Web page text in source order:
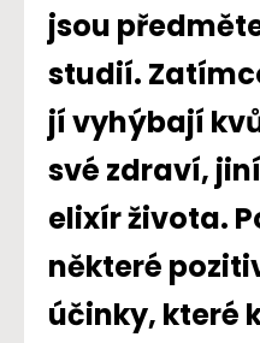
jsou
studií.
jí vyhýbají
své zdraví,
elixír života.
některé
účinky, které